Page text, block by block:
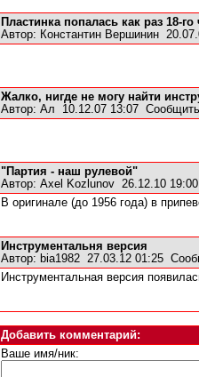
Пластинка попалась как раз 18-го
Автор: Константин Вершинин
Жалко, нигде не могу найти
Автор: Ал 10.12.07 13:07
"Партия - наш рулевой"
Автор: Axel Kozlunov 26.12.10
В оригинале (до 1956 года) в
Инструментальня версия
Автор: bia1982 27.03.12 01:25
Инструментальная версия
Добавить комментарий:
Ваше имя/ник: